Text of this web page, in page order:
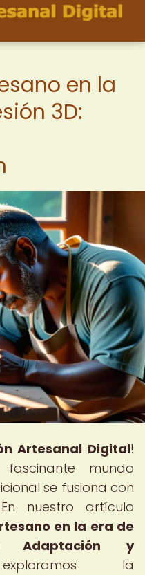
en la
3D:
Artesanal Digital!
mundo
se fusiona con
nuestro artículo
en la era de
Adaptación y
la